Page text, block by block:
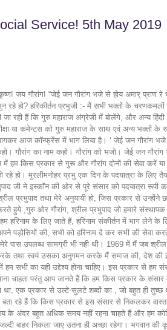
Service! 5th May 2019
जय गौरांग! “जेई जन गौरांग भजे से होय अमार् प्राण रे
रहे हो? हरिकीर्तन प्रभुजी :- मैं सभी भक्तों के
जा रही हैं कि गुरु महाराज अंग्रेजी में बोलेंगे, और अन्य
या कमेन्टस को गुरु महाराज के साथ एवं अन्य भक्तों
आज कॉन्फ्रेंस में भाग लिया है। ‘ जेई जन गौरांग भजे
गौरांग का नाम कहो। गौरांग को भजो। जेई जन
में हम किस प्रकार से गुरू और गौरांग दोनों की सेवा करें
रहे हो। मुरलीमनोहर प्रभु एक दिन के पदयात्रा के
जी ने इस्कॉन की ओर से पूरे संसार को पदयात्रा रूपी
प्रभुपाद तथा मेरे अनुयायी हो, जिस प्रकार से
हुये ,गुरु ओर गौरांग, श्रील प्रभुपाद जो हमारे
हरिनाम के लिए जाते हैं, हरिनाम संकीर्तन में भाग
पड़ोसियों की, सभी को हरिनाम दे कर सभी की सेवा
उपलब्ध सामग्री भी नही थी। 1969 में मैं जब श्रील
तथा स्वयं उसका अनुगमन करके मैं समाज की, देश की
हम सभी का यही उद्देश्य होना चाहिए। इस प्रकार से
जाना चाहता परंतु आप जानते हैं कि हम किस प्रकार के
था, एक प्रकार से उल्टे-सुलटे शब्दों का , जो बहुत ही
बता रहे हैं कि किस प्रकार से इस संसार से निकलकर
के अंदर बहुत अधिक समय नहीं रहना चाहते हैं और हम
बाहर निकला जाए उतना ही अच्छा रहेगा। भगवान